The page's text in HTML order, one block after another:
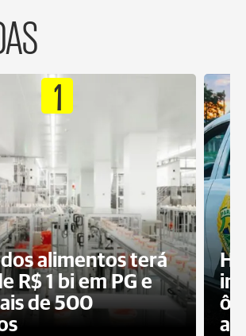
1
alimentos terá
R$ 1 bi em PG e
de 500